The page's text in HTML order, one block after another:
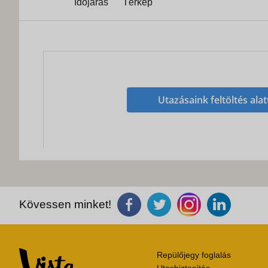
Időjárás Térkép
Utazásaink feltöltés
Kövessen minket!
Repülőjegy foglalás